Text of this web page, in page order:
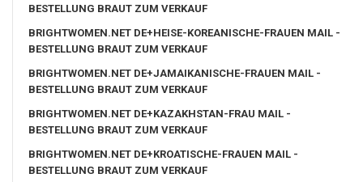
BESTELLUNG BRAUT ZUM VERKAUF
BRIGHTWOMEN.NET DE+HEISE-KOREANISCHE-FRAUEN MAIL -
BESTELLUNG BRAUT ZUM VERKAUF
BRIGHTWOMEN.NET DE+JAMAIKANISCHE-FRAUEN MAIL -
BESTELLUNG BRAUT ZUM VERKAUF
BRIGHTWOMEN.NET DE+KAZAKHSTAN-FRAU MAIL -
BESTELLUNG BRAUT ZUM VERKAUF
BRIGHTWOMEN.NET DE+KROATISCHE-FRAUEN MAIL -
BESTELLUNG BRAUT ZUM VERKAUF